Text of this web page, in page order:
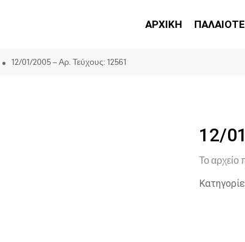
ΑΡΧΙΚΗ
12/01/2005 – Αρ. Τεύχους: 12561
12/
Το αρχείο